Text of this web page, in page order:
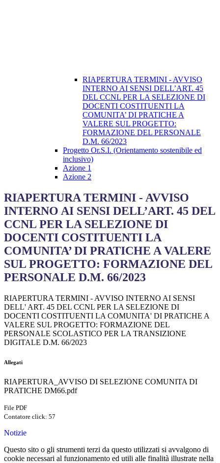
RIAPERTURA TERMINI - AVVISO
INTERNO AI SENSI DELL’ART. 45
DEL CCNL PER LA SELEZIONE DI
DOCENTI COSTITUENTI LA
COMUNITA’ DI PRATICHE A
VALERE SUL PROGETTO:
FORMAZIONE DEL PERSONALE
D.M. 66/2023
Progetto Or.S.I. (Orientamento sostenibile ed
inclusivo)
Azione 1
Azione 2
RIAPERTURA TERMINI - AVVISO
INTERNO AI SENSI DELL’ART. 45 DEL
CCNL PER LA SELEZIONE DI
DOCENTI COSTITUENTI LA
COMUNITA’ DI PRATICHE A VALERE
SUL PROGETTO: FORMAZIONE DEL
PERSONALE D.M. 66/2023
RIAPERTURA TERMINI - AVVISO INTERNO AI SENSI
DELL' ART. 45 DEL CCNL PER LA SELEZIONE DI
DOCENTI COSTITUENTI LA COMUNITA' DI PRATICHE A
VALERE SUL PROGETTO: FORMAZIONE DEL
PERSONALE SCOLASTICO PER LA TRANSIZIONE
DIGITALE D.M. 66/2023
Allegati
RIAPERTURA_AVVISO DI SELEZIONE COMUNITA DI
PRATICHE DM66.pdf
File PDF
Contatore click: 57
Notizie
Questo sito o gli strumenti terzi da questo utilizzati si avvalgono di
cookie necessari al funzionamento ed utili alle finalità illustrate nella